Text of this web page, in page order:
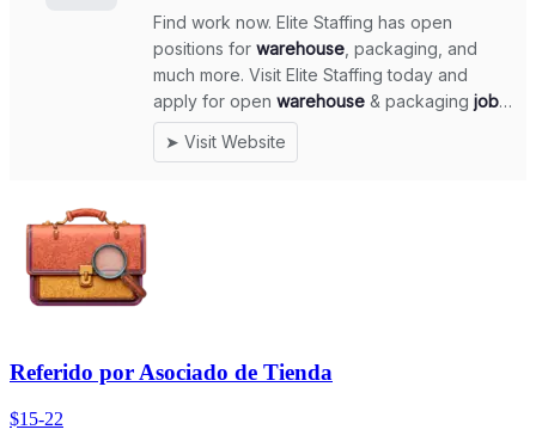
Referido por Asociado de Tienda
$15-22